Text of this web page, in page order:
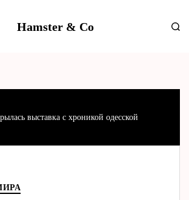
Hamster & Co
выставка с хроникой одесской